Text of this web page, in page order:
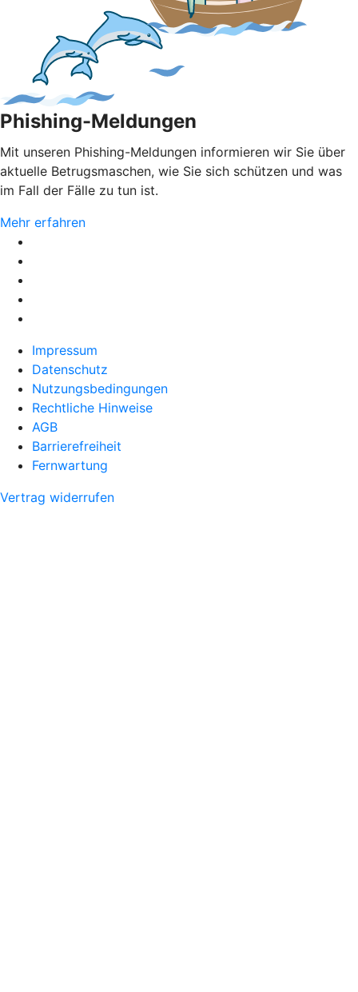
Phishing-Meldungen
Mit unseren Phishing-Meldungen informieren wir Sie über
aktuelle Betrugsmaschen, wie Sie sich schützen und was
im Fall der Fälle zu tun ist.
Mehr erfahren
Impressum
Datenschutz
Nutzungsbedingungen
Rechtliche Hinweise
AGB
Barrierefreiheit
Fernwartung
Vertrag widerrufen